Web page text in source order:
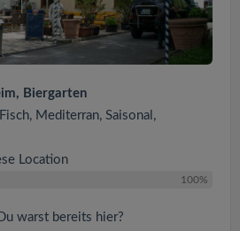
Biergarten
Mediterran, Saisonal,
Location
100%
warst bereits hier?